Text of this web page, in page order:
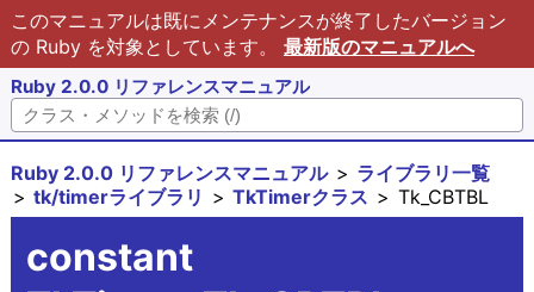
このマニュアルは既にメンテナンスが終了したバージョン
の Ruby を対象としています。 最新版のマニュアルへ
Ruby 2.0.0 リファレンスマニュアル
Ruby 2.0.0 リファレンスマニュアル
ライブラリ一覧
tk/timerライブラリ
TkTimerクラス Tk_CBTBL
constant